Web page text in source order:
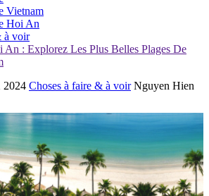
Vietnam
Hoi An
à voir
An : Explorez Les Plus Belles Plages De
2024 Choses à faire & à voir Nguyen Hien